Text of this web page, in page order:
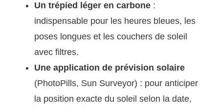
Un trépied léger en carbone :
indispensable pour les heures bleues, les
poses longues et les couchers de soleil
avec filtres.
Une application de prévision solaire
(PhotoPills, Sun Surveyor) : pour anticiper
la position exacte du soleil selon la date,